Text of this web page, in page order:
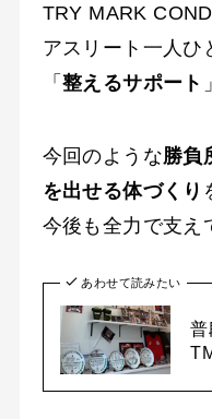
TRY MARK
アスリート一人ひ
「 整えるサポート
今回のような勝負
を出せる体づくり
今後も全力で支え
あわせて読みたい
普